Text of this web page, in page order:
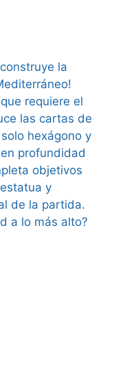
la
requiere el
las cartas de
hexágono y
profundidad
objetivos
y
de la partida.
a lo más alto?